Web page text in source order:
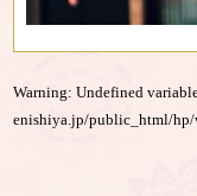
Warning: Undefined
enishiya.jp/public_html/hp/